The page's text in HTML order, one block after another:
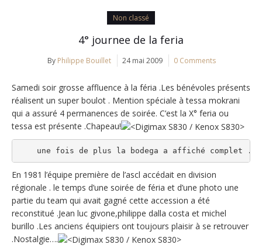
Non classé
4° journee de la feria
By Philippe Bouillet 24 mai 2009 0 Comments
Samedi soir grosse affluence à la féria .Les bénévoles présents
réalisent un super boulot . Mention spéciale à tessa mokrani
qui a assuré 4 permanences de soirée. C’est la X° feria ou
tessa est présente .Chapeau!
    une fois de plus la bodega a affiché complet ...
En 1981 l’équipe première de l’ascl accédait en division
régionale . le temps d’une soirée de féria et d’une photo une
partie du team qui avait gagné cette accession a été
reconstitué .Jean luc givone,philippe dalla costa et michel
burillo .Les anciens équipiers ont toujours plaisir à se retrouver
.Nostalgie….